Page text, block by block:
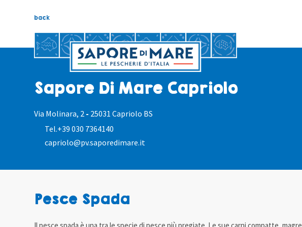
back
Sapore Di Mare Capriolo
Via Molinara, 2 - 25031 Capriolo BS
Tel.+39 030 7364140
capriolo@pv.saporedimare.it
Pesce Spada